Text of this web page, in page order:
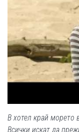
В хотел край морето
Всички искат да